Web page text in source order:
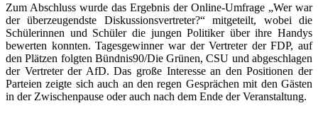
Zum Abschluss wurde das Ergebnis der Online-Umfrage „Wer war
der überzeugendste Diskussionsvertreter?“ mitgeteilt, wobei die
Schülerinnen und Schüler die jungen Politiker über ihre Handys
bewerten konnten. Tagesgewinner war der Vertreter der FDP, auf
den Plätzen folgten Bündnis90/Die Grünen, CSU und abgeschlagen
der Vertreter der AfD. Das große Interesse an den Positionen der
Parteien zeigte sich auch an den regen Gesprächen mit den Gästen
in der Zwischenpause oder auch nach dem Ende der Veranstaltung.